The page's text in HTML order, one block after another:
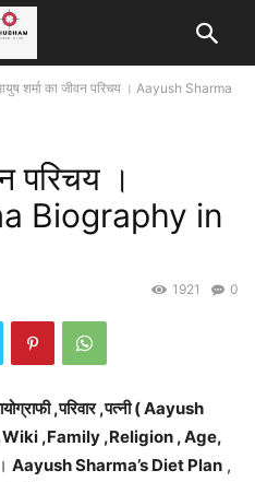
शर्मा का जीवन परिचय । Aayush Sharma
परिचय ।
Biography in
0
1921
,परिवार ,पत्नी ( Aayush
,Family ,Religion , Age,
Aayush Sharma’s Diet Plan ,